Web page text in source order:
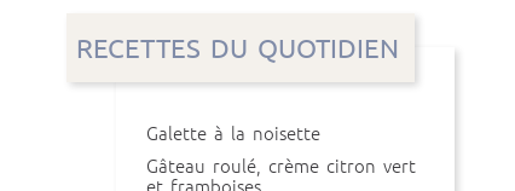
RECETTES DU QUOTIDIEN
Galette à la noisette
Gâteau roulé, crème citron vert
et framboises